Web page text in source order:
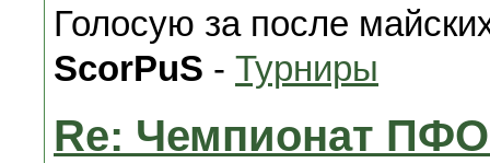
Голосую за после
ScorPuS - Турниры
Re: Чемпионат